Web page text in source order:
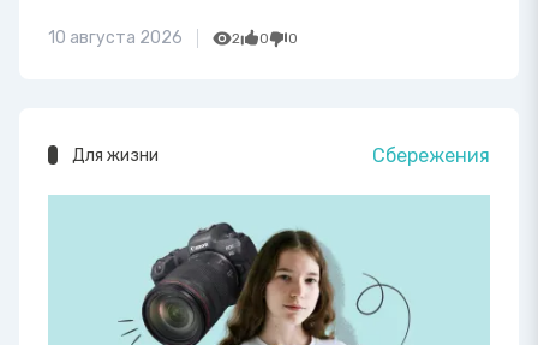
10 августа 2026 2 0 0
Для жизни Сбережения